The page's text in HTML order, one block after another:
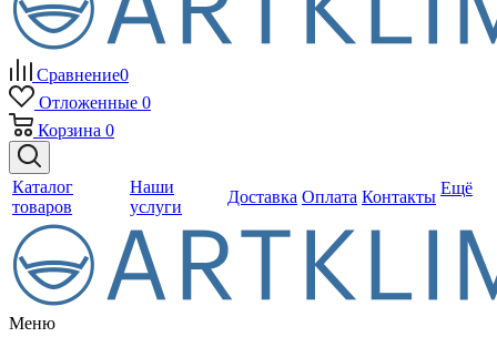
Сравнение0
Отложенные 0
Корзина 0
Каталог
товаров
Наши
услуги
Доставка Оплата Контакты Ещё
Меню